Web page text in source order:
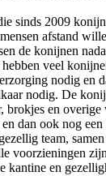
sinds 2009
afstand
de konijnen
veel
nodig en
nodig. De
brokjes en
dan ook nog
team,
voorzieningen
kantine en